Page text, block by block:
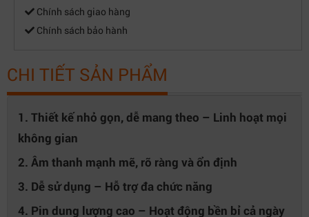
Chính sách giao hàng
Chính sách bảo hành
CHI TIẾT SẢN PHẨM
1. Thiết kế nhỏ gọn, dễ mang theo – Linh hoạt mọi
không gian
2. Âm thanh mạnh mẽ, rõ ràng và ổn định
3. Dễ sử dụng – Hỗ trợ đa chức năng
4. Pin dung lượng cao – Hoạt động bền bỉ cả ngày